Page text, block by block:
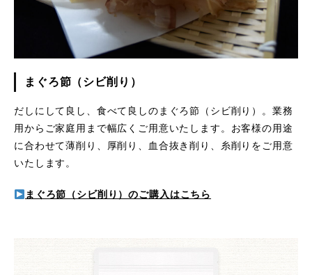
まぐろ節（シビ削り）
だしにして良し、食べて良しのまぐろ節（シビ削り）。業務
用からご家庭用まで幅広くご用意いたします。お客様の用途
に合わせて薄削り、厚削り、血合抜き削り、糸削りをご用意
いたします。
まぐろ節（シビ削り）のご購入はこちら